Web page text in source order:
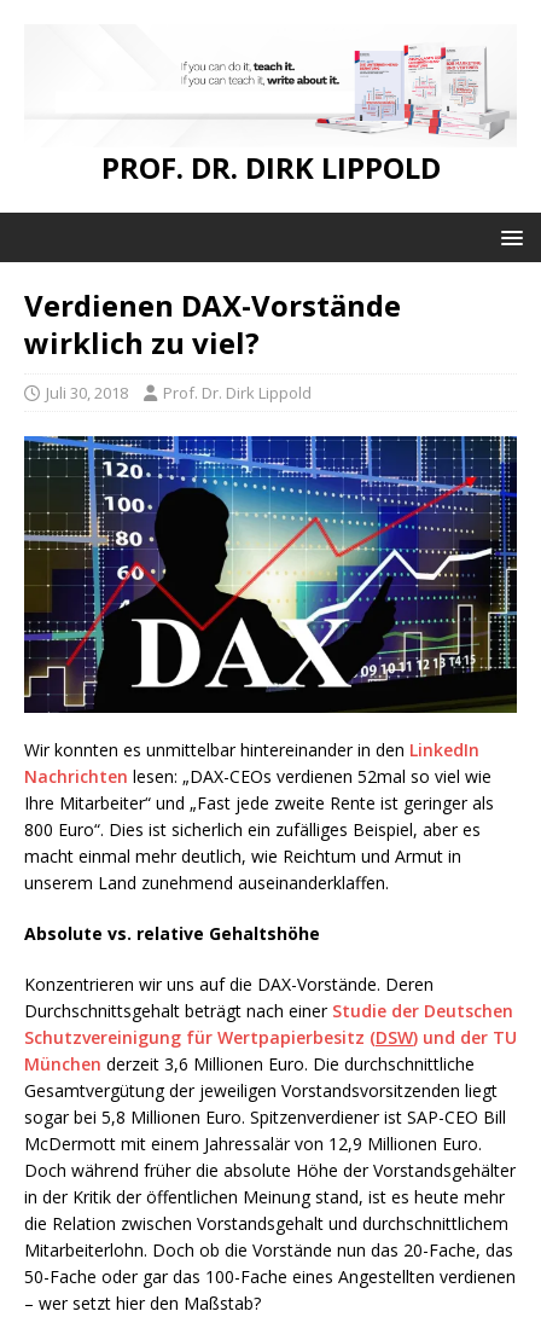
PROF. DR. DIRK LIPPOLD
Verdienen DAX-Vorstände
wirklich zu viel?
Juli 30, 2018 Prof. Dr. Dirk Lippold
Wir konnten es unmittelbar hintereinander in den LinkedIn
Nachrichten lesen: „DAX-CEOs verdienen 52mal so viel wie
Ihre Mitarbeiter“ und „Fast jede zweite Rente ist geringer als
800 Euro“. Dies ist sicherlich ein zufälliges Beispiel, aber es
macht einmal mehr deutlich, wie Reichtum und Armut in
unserem Land zunehmend auseinanderklaffen.
Absolute vs. relative Gehaltshöhe
Konzentrieren wir uns auf die DAX-Vorstände. Deren
Durchschnittsgehalt beträgt nach einer Studie der Deutschen
Schutzvereinigung für Wertpapierbesitz (DSW) und der TU
München derzeit 3,6 Millionen Euro. Die durchschnittliche
Gesamtvergütung der jeweiligen Vorstandsvorsitzenden liegt
sogar bei 5,8 Millionen Euro. Spitzenverdiener ist SAP-CEO Bill
McDermott mit einem Jahressalär von 12,9 Millionen Euro.
Doch während früher die absolute Höhe der Vorstandsgehälter
in der Kritik der öffentlichen Meinung stand, ist es heute mehr
die Relation zwischen Vorstandsgehalt und durchschnittlichem
Mitarbeiterlohn. Doch ob die Vorstände nun das 20-Fache, das
50-Fache oder gar das 100-Fache eines Angestellten verdienen
– wer setzt hier den Maßstab?